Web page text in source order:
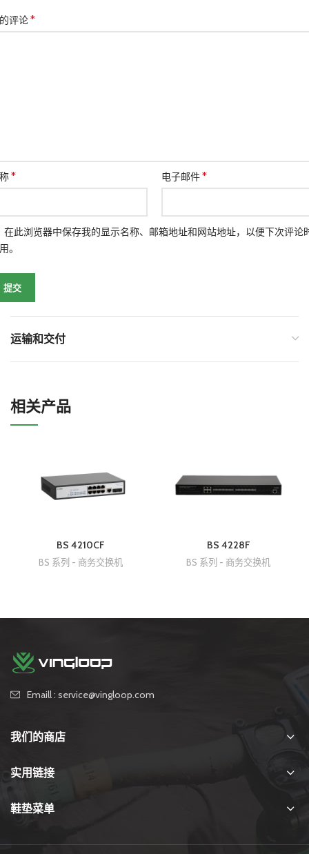
评论*
* 电子邮件*
在此浏览器中保存我的显示名称、邮箱地址和网站地址，以便下次评论
。
运输和交付
相关产品
BS 4210CF
BS 系列 - 商务交换机
BS 4228F
BS 系列 - 商务交换机
Emaill : service@vingloop.com
我们的商店
实用链接
鞋垫菜单